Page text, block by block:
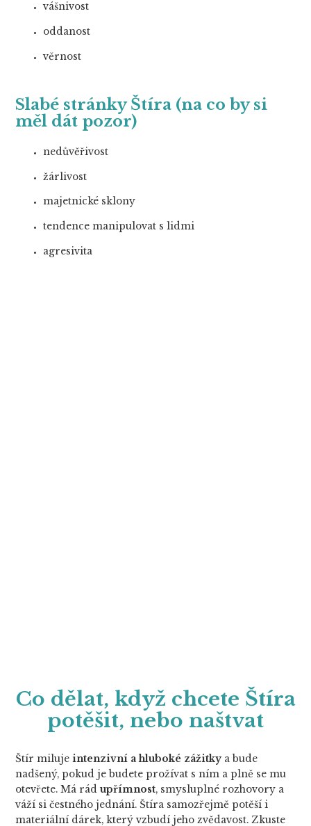
vášnivost
oddanost
věrnost
Slabé stránky Štíra (na co by si
měl dát pozor)
nedůvěřivost
žárlivost
majetnické sklony
tendence manipulovat s lidmi
agresivita
Co dělat, když chcete Štíra
potěšit, nebo naštvat
Štír milujeintenzivní a hluboké zážitkya bude
nadšený, pokud je budete prožívat s ním a plně se mu
otevřete. Má rád upřímnost, smysluplné rozhovory a
váží si čestného jednání. Štíra samozřejmě potěší i
materiální dárek, který vzbudí jeho zvědavost. Zkuste